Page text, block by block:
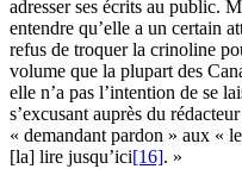
adresser ses écrits au public.
entendre qu’elle a un certain
refus de troquer la crinoline
volume que la plupart des
elle n’a pas l’intention de se
s’excusant auprès du
« demandant pardon » aux «
[la] lire jusqu’ici[16]. »